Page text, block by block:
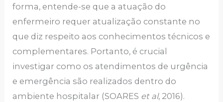
forma, entende-se que a atuação do
enfermeiro requer atualização constante no
que diz respeito aos conhecimentos técnicos e
complementares. Portanto, é crucial
investigar como os atendimentos de urgência
e emergência são realizados dentro do
ambiente hospitalar (SOARES et al, 2016).